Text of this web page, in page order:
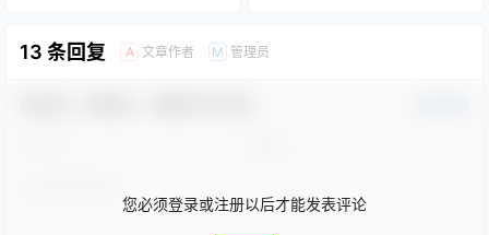
13 条回复 A 文章作者 M 管理员
您必须登录或注册以后才能发表评论